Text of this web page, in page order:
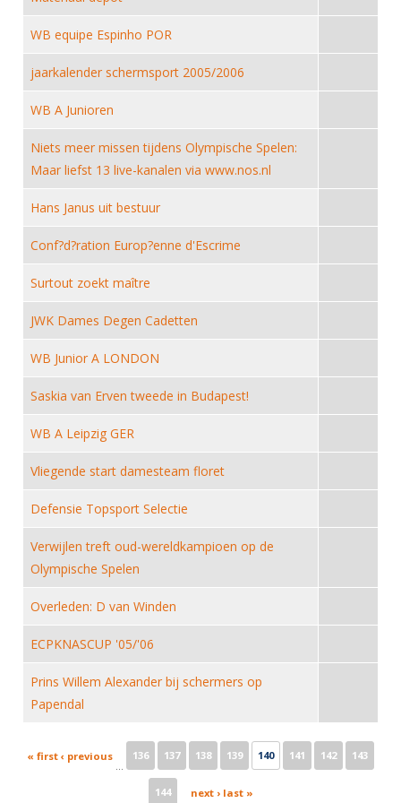
Gebruiksvoorwaarden
Handleiding
Historie
Organisatie
Bestuur
Commissies
Ereleden
Leden van Verdiensten
Vacatures
Bondsbureau
Medewerkers
Samenwerking
Formulieren
Alle Verenigingen
Nieuws
Verenigingsondersteuning
Witte Vlekkenplan
Overschrijven leden
Inschrijven
Reglementen
Materiaal
Schermpaspoort
Rolstoelschermen
Wedstrijdkalender
KNAS Keurmerk
NK's
JPT
JEC
Veteranenwedstrijden
Wedstrijdorganisatie
Nieuws
Aanvragen van scheidsrechters
Scheidsrechterslijst
Import inschrijvingen uit Nahouw
Verwerk wedstrijduitslagen
NK organiseren
Promotie en logo
DBT
FBT
SBT
Atletencommissie
Internationale Titeltoernooien
Internationale aanmeldingen
Brassardsysteem
Voor coaches en leraren
Nieuws
Nationale opleidingen
Internationale opleidingen
Opleidingen
Leraar
Voor scheidsrechters
Nieuws
Scheidsrechterslijst
Opleidingen
Tuchtzaken
Archief
Infotheek
Bibliotheek
Touché
Nieuws
WB equipe Espinho POR
jaarkalender schermsport 2005/2006
WB A Junioren
Niets meer missen tijdens Olympische Spelen:
Maar liefst 13 live-kanalen via www.nos.nl
Hans Janus uit bestuur
Conf?d?ration Europ?enne d'Escrime
Surtout zoekt maître
JWK Dames Degen Cadetten
WB Junior A LONDON
Saskia van Erven tweede in Budapest!
WB A Leipzig GER
Vliegende start damesteam floret
Defensie Topsport Selectie
Verwijlen treft oud-wereldkampioen op de
Olympische Spelen
Overleden: D van Winden
ECPKNASCUP '05/'06
Prins Willem Alexander bij schermers op
Papendal
Pages
« first ‹ previous
…
136 137 138 139 140 141 142 143
144
next › last »